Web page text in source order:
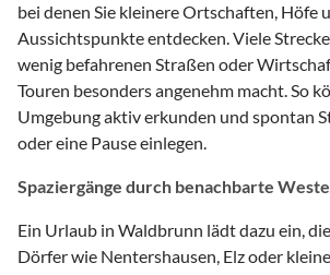
bei denen Sie kleinere Ortschaften, Höfe
Aussichtspunkte entdecken. Viele
wenig befahrenen Straßen oder
Touren besonders angenehm macht. So
Umgebung aktiv erkunden und spontan
oder eine Pause einlegen.
Spaziergänge durch benachbarte
Ein Urlaub in Waldbrunn lädt dazu ein,
Dörfer wie Nentershausen, Elz oder